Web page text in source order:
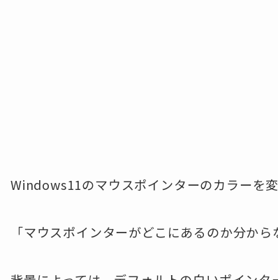
Windows11のマウスポインターのカラーを
「マウスポインターがどこにあるのか分か